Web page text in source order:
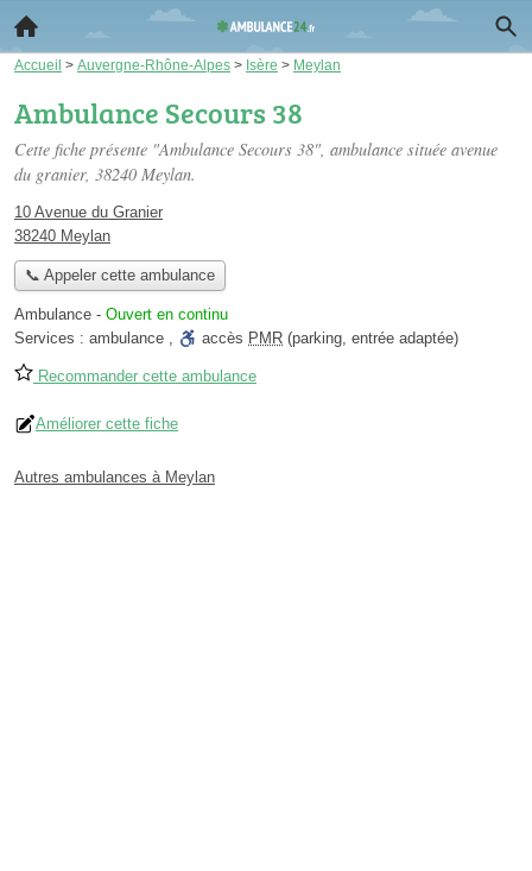
Accueil > Auvergne-Rhône-Alpes > Isère > Meylan
Ambulance Secours 38
Cette fiche présente "Ambulance Secours 38", ambulance située avenue
du granier, 38240 Meylan.
10 Avenue du Granier
38240 Meylan
📞 Appeler cette ambulance
Ambulance - Ouvert en continu
Services : ambulance , accès PMR (parking, entrée adaptée)
Recommander cette ambulance
Améliorer cette fiche
Autres ambulances à Meylan